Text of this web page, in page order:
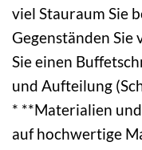
viel Stauraum Sie
Gegenständen Sie
Sie einen
und Aufteilung
* **Materialien
auf hochwertige